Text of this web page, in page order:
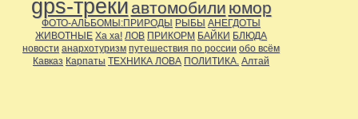
gps-треки автомобили юмор
ФОТО-АЛЬБОМЫ:ПРИРОДЫ РЫБЫ АНЕГДОТЫ
ЖИВОТНЫЕ Ха ха! ЛОВ ПРИКОРМ БАЙКИ БЛЮДА
новости анархотуризм путешествия по россии обо всём
Кавказ Карпаты ТЕХНИКА ЛОВА ПОЛИТИКА. Алтай